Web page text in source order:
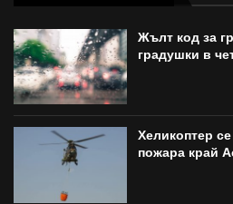
Жълт код за
градушки в
Хеликоптер
пожара край